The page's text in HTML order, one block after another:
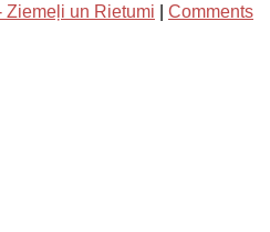
Ziemeļi un Rietumi
Comments